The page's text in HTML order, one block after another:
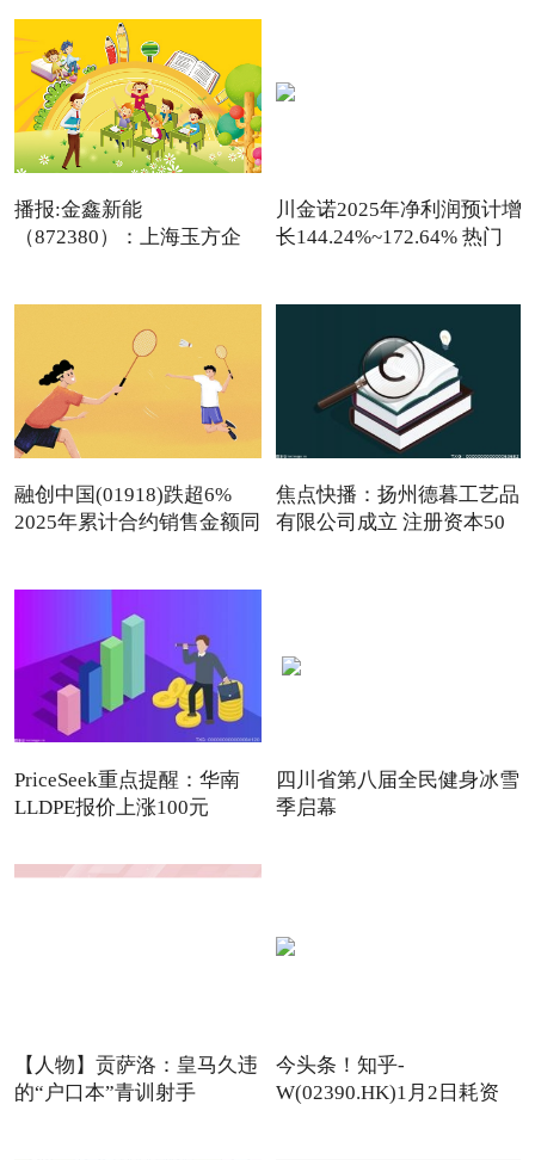
播报:金鑫新能
（872380）：上海玉方企
川金诺2025年净利润预计增
长144.24%~172.64% 热门
融创中国(01918)跌超6%
2025年累计合约销售金额同
焦点快播：扬州德暮工艺品
有限公司成立 注册资本50
PriceSeek重点提醒：华南
LLDPE报价上涨100元
四川省第八届全民健身冰雪
季启幕
【人物】贡萨洛：皇马久违
的“户口本”青训射手
今头条！知乎-
W(02390.HK)1月2日耗资